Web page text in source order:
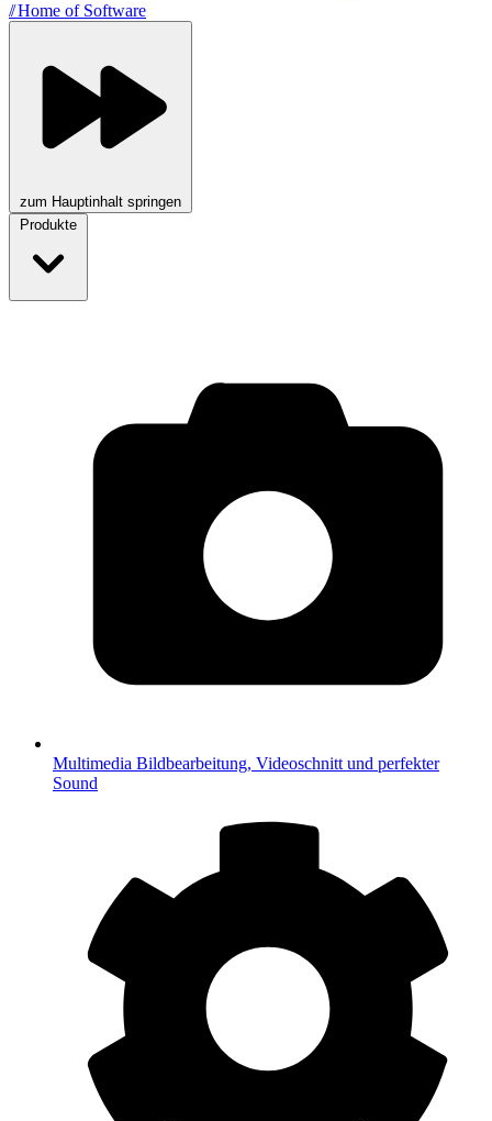
//Home of Software
zum Hauptinhalt springen
Produkte
Multimedia Bildbearbeitung, Videoschnitt und perfekter
Sound